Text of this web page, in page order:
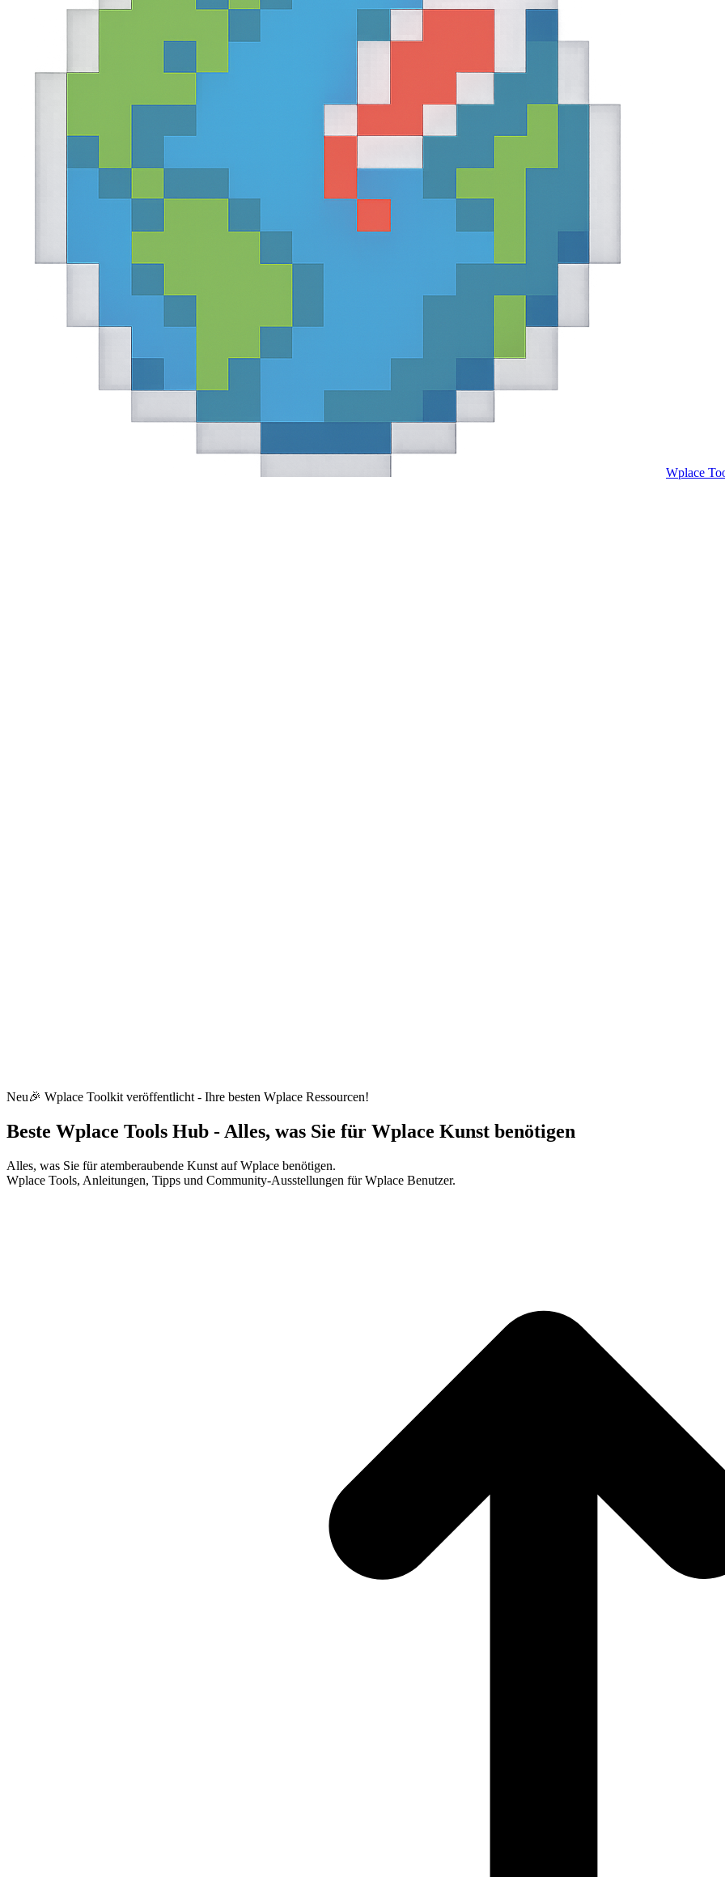
Wplace
Neu🎉 Wplace Toolkit veröffentlicht - Ihre besten Wplace Ressourcen!
Beste Wplace Tools Hub - Alles, was Sie für Wplace Kunst benötigen
Alles, was Sie für atemberaubende Kunst auf Wplace benötigen.
Wplace Tools, Anleitungen, Tipps und Community-Ausstellungen für Wplace Benutzer.